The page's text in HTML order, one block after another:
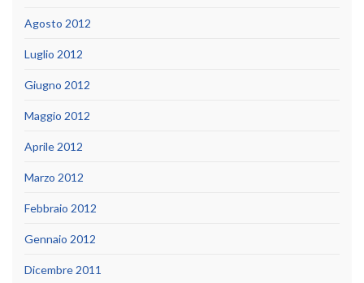
Agosto 2012
Luglio 2012
Giugno 2012
Maggio 2012
Aprile 2012
Marzo 2012
Febbraio 2012
Gennaio 2012
Dicembre 2011